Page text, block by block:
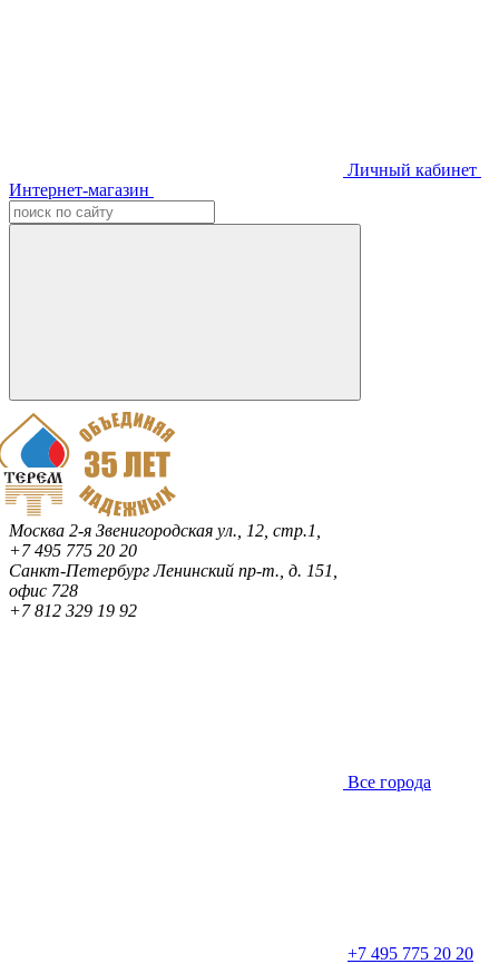
Личный кабинет
Интернет-магазин
Москва 2-я Звенигородская ул., 12, стр.1,
+7 495 775 20 20
Санкт-ПетербургЛенинский пр-т., д. 151,
офис 728
+7 812 329 19 92
Все города
+7 495 775 20 20